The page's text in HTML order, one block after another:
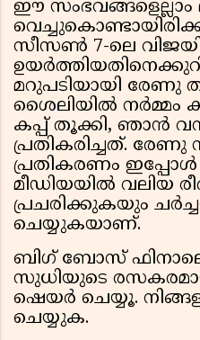
ഈ സംഭവങ്ങളെല്ലാം
സീസൺ 7-ലെ
മറുപടിയായി രേണു
ശൈലിയിൽ നർമ്മം
കപ്പ് തൂക്കി, ഞാൻ
പ്രതികരിച്ചത്.
പ്രതികരണം
മീഡിയയിൽ വലിയ
പ്രചരിക്കുകയും
ചെയ്യുകയാണ്.
ബിഗ് ബോസ്
സുധിയുടെ
ഷെയർ ചെയ്യൂ.
ചെയ്യുക.